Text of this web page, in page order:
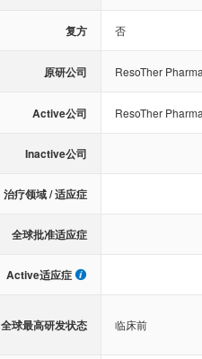
复方 否
原研公司 ResoTher
Active公司 ResoTher
Inactive公司
治疗领域 / 适应症
全球批准适应症
Active适应症
全球最高研发状态 临床前